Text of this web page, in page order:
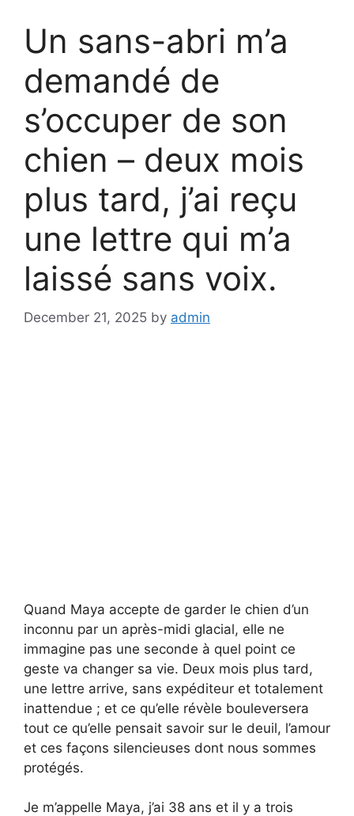
Un sans-abri m’a
demandé de
s’occuper de son
chien – deux mois
plus tard, j’ai reçu
une lettre qui m’a
laissé sans voix.
December 21, 2025 by admin
Quand Maya accepte de garder le chien d’un
inconnu par un après-midi glacial, elle ne
immagine pas une seconde à quel point ce
geste va changer sa vie. Deux mois plus tard,
une lettre arrive, sans expéditeur et totalement
inattendue ; et ce qu’elle révèle bouleversera
tout ce qu’elle pensait savoir sur le deuil, l’amour
et ces façons silencieuses dont nous sommes
protégés.
Je m’appelle Maya, j’ai 38 ans et il y a trois